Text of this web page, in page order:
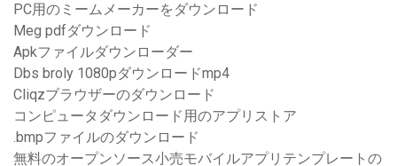
PC用のミームメーカーをダウンロード
Meg pdfダウンロード
Apkファイルダウンローダー
Dbs broly 1080pダウンロードmp4
Cliqzブラウザーのダウンロード
コンピュータダウンロード用のアプリストア
.bmpファイルのダウンロード
無料のオープンソース小売モバイルアプリテンプレートの